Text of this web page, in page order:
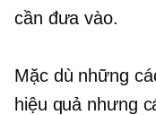
cần đưa vào.
Mặc dù những
hiệu quả nhưng